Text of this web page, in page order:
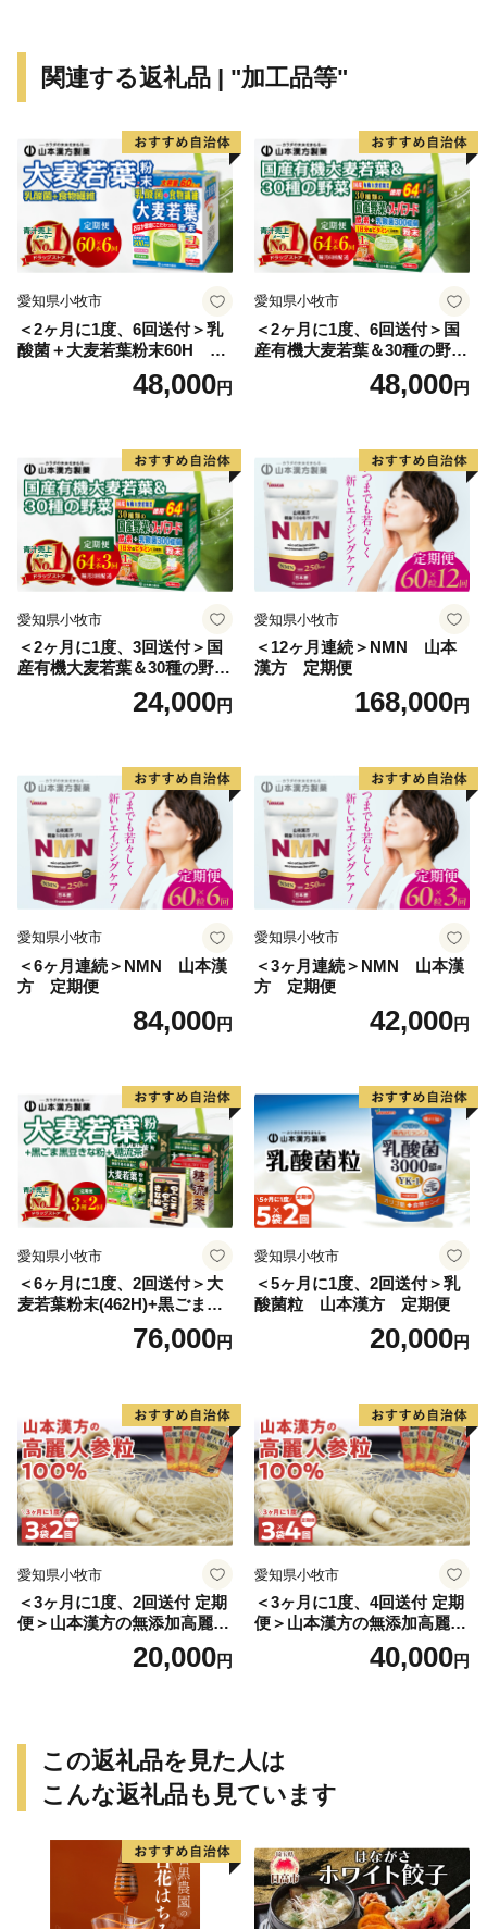
関連する返礼品 | "加工品等"
愛知県小牧市
＜2ヶ月に1度、6回送付＞乳
酸菌＋大麦若葉粉末60H 山
48,000円
愛知県小牧市
＜2ヶ月に1度、6回送付＞国
産有機大麦若葉＆30種の野
菜 山本漢方 定期便
48,000円
愛知県小牧市
＜2ヶ月に1度、3回送付＞国
産有機大麦若葉＆30種の野
菜 山本漢方 定期便
24,000円
愛知県小牧市
＜12ヶ月連続＞NMN 山本
漢方 定期便
168,000円
愛知県小牧市
＜6ヶ月連続＞NMN 山本漢
方 定期便
84,000円
愛知県小牧市
＜3ヶ月連続＞NMN 山本漢
方 定期便
42,000円
愛知県小牧市
＜6ヶ月に1度、2回送付＞大
麦若葉粉末(462H)+黒ごま黒
豆きな粉+ 糖流茶 山本漢
76,000円
愛知県小牧市
＜5ヶ月に1度、2回送付＞乳
酸菌粒 山本漢方 定期便
20,000円
愛知県小牧市
＜3ヶ月に1度、2回送付 定期
便＞山本漢方の無添加高麗人
20,000円
愛知県小牧市
＜3ヶ月に1度、4回送付 定期
便＞山本漢方の無添加高麗人
40,000円
この返礼品を見た人は
こんな返礼品も見ています